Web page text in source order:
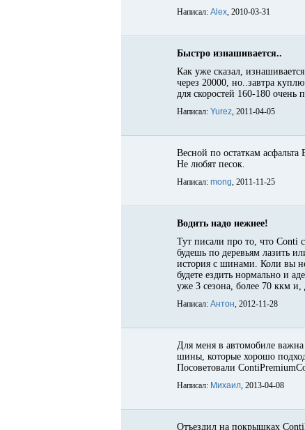
Написал: Alex, 2010-03-31
Быстро изнашивается..
Как уже сказал,
через 20000, но..завтра
для скоростей 160-180 очень
Написал: Yurez, 2011-04-05
Весной по остаткам
Не любят песок.
Написал: mong, 2011-11-25
Водить надо нежнее!
Тут писали про то, что Conti
будешь по деревьям лазить
история с шинами. Коли вы не
будете ездить нормально и
уже 3 сезона, более 70 ккм
Написал: Антон, 2012-11-28
Для меня в автомобиле
шины, которые хорошо
Посоветовали
Написал: Михаил, 2013-04-08
Отъездил на покрышках